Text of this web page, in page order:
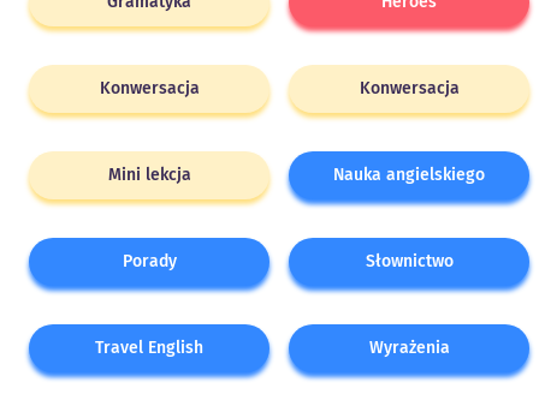
Konwersacja Konwersacja
Mini lekcja Nauka angielskiego
Porady Słownictwo
Travel English Wyrażenia